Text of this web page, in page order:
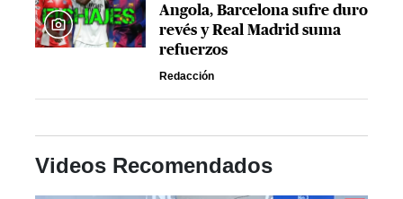
Angola, Barcelona sufre duro
revés y Real Madrid suma
refuerzos
Redacción
Videos Recomendados